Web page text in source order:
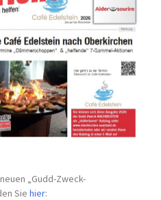
„Gudd-Zweck-
Siehier: